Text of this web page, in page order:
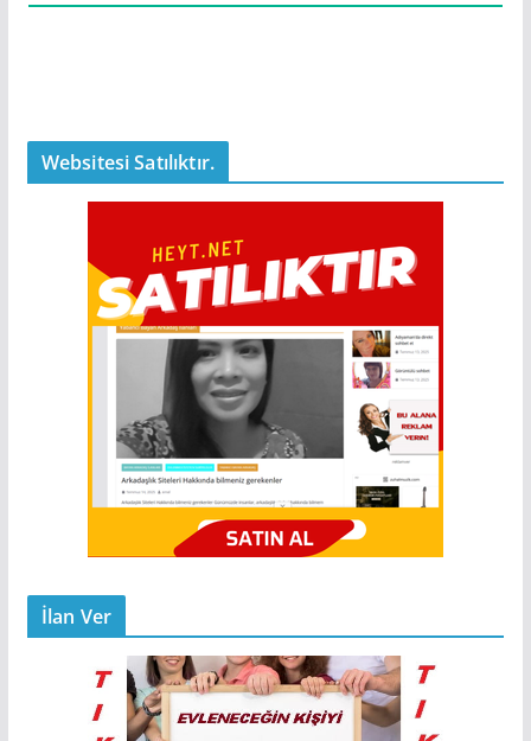
Websitesi Satılıktır.
İlan Ver